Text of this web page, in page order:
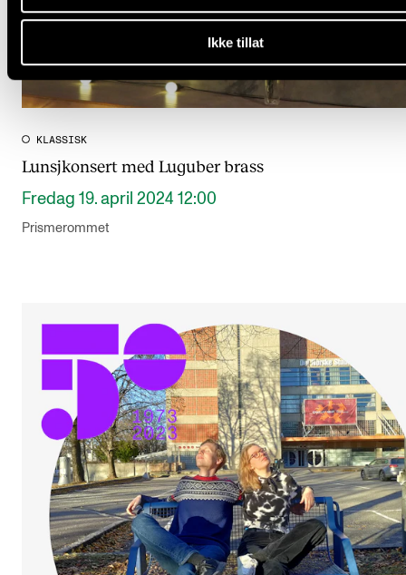
Ikke tillat
KLASSISK
Lunsjkonsert med Luguber brass
Fredag 19. april 2024 12:00
Prismerommet